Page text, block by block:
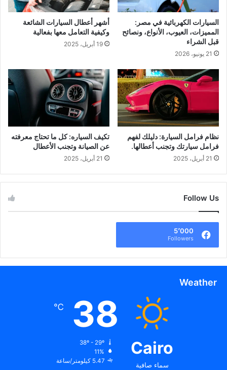
ا
ت
ل
ع
ا
ل
ي
ة
ء
س
ت
ر
ي
ا
س
ب
ا
ح
ي
ج
السيارات الكهربائية في مصر:
المميزات، العيوب، الأنواع، ونصائح
قبل الشراء
21 يونيو، 2026
أشهر أعطال السيارات الشائعة
وكيفية التعامل معها بفعالية
19 أبريل، 2025
نظام فرامل السيارة: دليلك لفهم
فرامل سيارتك وتجنب أعطالها.
21 أبريل، 2025
تكيف السياره: كل ما تحتاج معرفته
عن الصيانة وتجنب الأعطال
21 أبريل، 2025
Follow Us
5٬000
Followers
Weather
Cairo
سماء صافية
38
℃
11%
5.47 كيلومتر/ساعة